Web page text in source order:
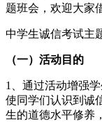
题班会，欢迎大家
中学生诚信考试主
（一）活动目的
1、通过活动增强
使同学们认识到诚
生的道德水平修养